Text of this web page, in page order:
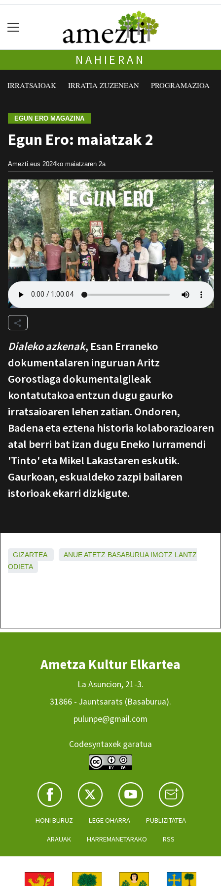
NAHIERAN
IRRATSAIOAK IRRATIA ZUZENEAN PROGRAMAZIOA
EGUN ERO MAGAZINA
Egun Ero: maiatzak 2
Amezti.eus 2024ko maiatzaren 2a
Dialeko azkenak, Esan Erraneko
dokumentalaren inguruan Aritz
Gorostiaga dokumentalgileak
kontatutakoa entzun dugu gaurko
irratsaioaren lehen zatian. Ondoren,
Badena eta eztena historia kolaborazioaren
atal berri bat izan dugu Eneko Iurramendi
'Tinto' eta Mikel Lakastaren eskutik.
Gaurkoan, eskualdeko zazpi bailaren
istorioak ekarri dizkigute.
GIZARTEA ANUEATETZ BASABURUA IMOTZ LANTZ
ODIETA
Ametza Kultur Elkartea
La Asuncion, 21-3.
31866 - Jauntsarats (Basaburua).
pulunpe@gmail.com
Codesyntaxek garatua
HONI BURUZ LEGE OHARRA PUBLIZITATEA
ARAUAK HARREMANETARAKO RSS